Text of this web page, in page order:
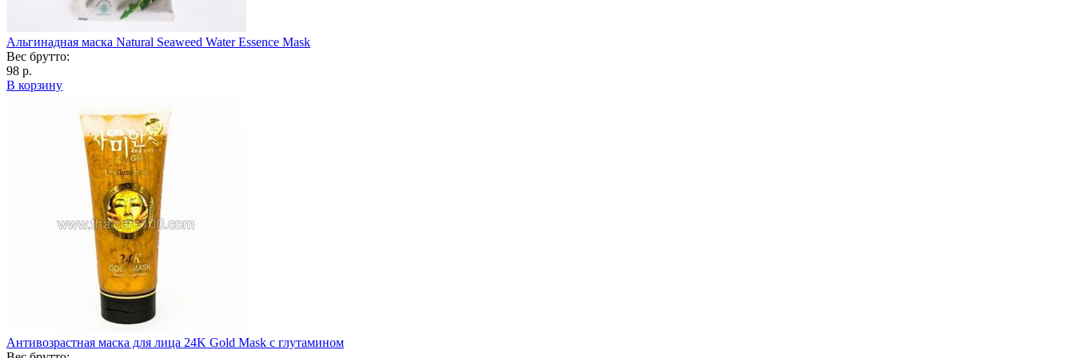
Альгинадная маска Natural Seaweed Water Essence Mask
Вес брутто:
98 р.
В корзину
Антивозрастная маска для лица 24K Gold Mask с глутамином